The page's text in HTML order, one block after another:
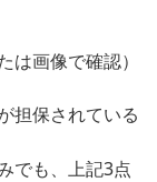
画像で確認）
担保されている
でも、上記3点